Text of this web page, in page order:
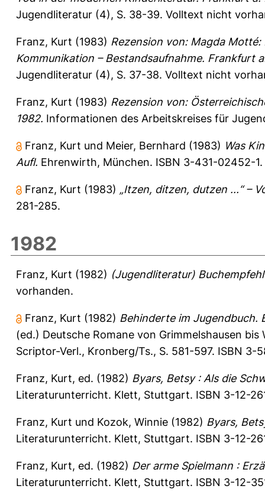
Jugendliteratur (4), S. 38-39. Volltext nicht
Franz, Kurt (1983) Rezension von: Magda
Kommunikation – Bestandsaufnahme. Frankfurt
Jugendliteratur (4), S. 37-38. Volltext nicht
Franz, Kurt (1983) Rezension von:
1982. Informationen des Arbeitskreises für
Franz, Kurt und Meier, Bernhard (1983) Was
Aufl. Ehrenwirth, München. ISBN 3-431-02452-1.
Franz, Kurt (1983) „Itzen, ditzen, dutzen ...“ –
281-285.
1982
Franz, Kurt (1982) (Jugendliteratur)
vorhanden.
Franz, Kurt (1982) Behinderte im Jugendbuch.
(ed.) Deutsche Romane von Grimmelshausen
Scriptor-Verl., Kronberg/Ts., S. 581-597. ISBN 3-
Franz, Kurt, ed. (1982) Byars, Betsy : Als die
Literaturunterricht. Klett, Stuttgart. ISBN 3-12-
Franz, Kurt und Kozok, Winnie (1982) Byars,
Literaturunterricht. Klett, Stuttgart. ISBN 3-12-
Franz, Kurt, ed. (1982) Der arme Spielmann :
Literaturunterricht. Klett, Stuttgart. ISBN 3-12-